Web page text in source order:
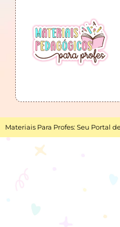
Materiais Para Profes: Seu Portal